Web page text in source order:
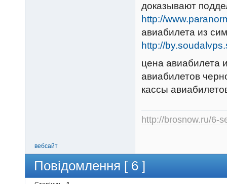
доказывают
http://
авиабилета из
http://
цена авиабилета
авиабилетов
кассы
http://brosnow.ru/6-
вебсайт
Повідомлення [ 6 ]